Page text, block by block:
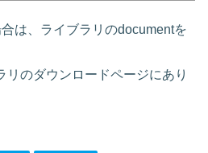
は、ライブラリのdocumentを
リのダウンロードページにあり